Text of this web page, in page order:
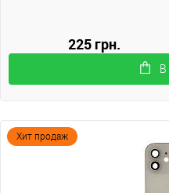
225 грн.
В
Хит продаж